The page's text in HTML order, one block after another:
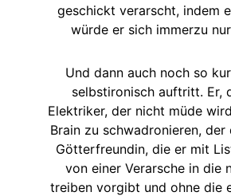
geschickt verarscht, indem
würde er sich immerzu
Und dann auch noch so
selbstironisch auftritt. Er,
Elektriker, der nicht müde
Brain zu schwadronieren,
Götterfreundin, die er mit
von einer Verarsche in die
treiben vorgibt und ohne die